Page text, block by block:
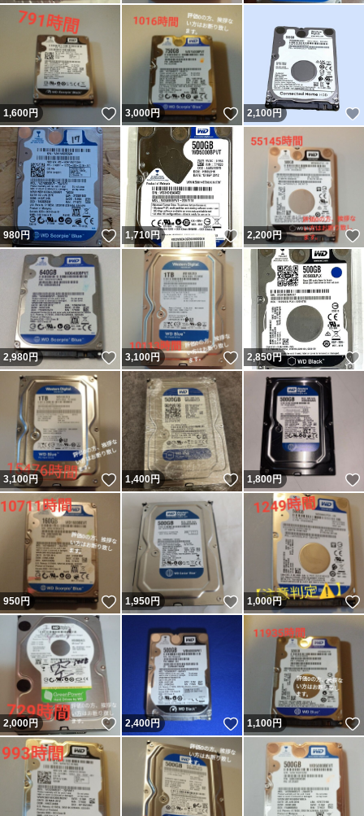
1,600円 いいね！
3,000円 いいね！
2,100円
980円 いいね！
1,710 円 いいね！
2,200円
2,980円 いいね！
3,100円 いいね！
2,850円
3,100円 いいね！
1,400円 いいね！
1,800円
950円 いいね！
1,950円 いいね！
1,000円
2,000円 いいね！
2,400円 いいね！
1,100円